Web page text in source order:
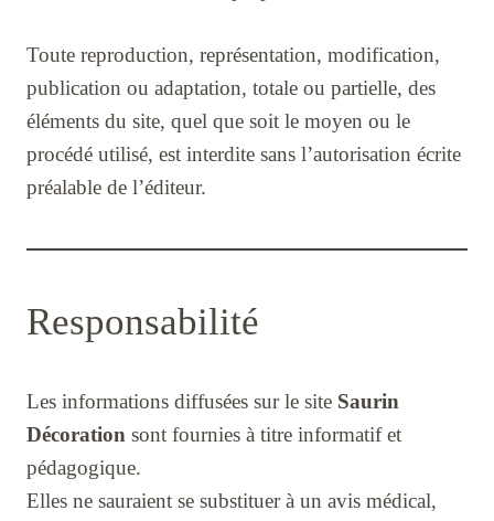
Toute reproduction, représentation, modification,
publication ou adaptation, totale ou partielle, des
éléments du site, quel que soit le moyen ou le
procédé utilisé, est interdite sans l’autorisation écrite
préalable de l’éditeur.
Responsabilité
Les informations diffusées sur le site Saurin
Décoration sont fournies à titre informatif et
pédagogique.
Elles ne sauraient se substituer à un avis médical,